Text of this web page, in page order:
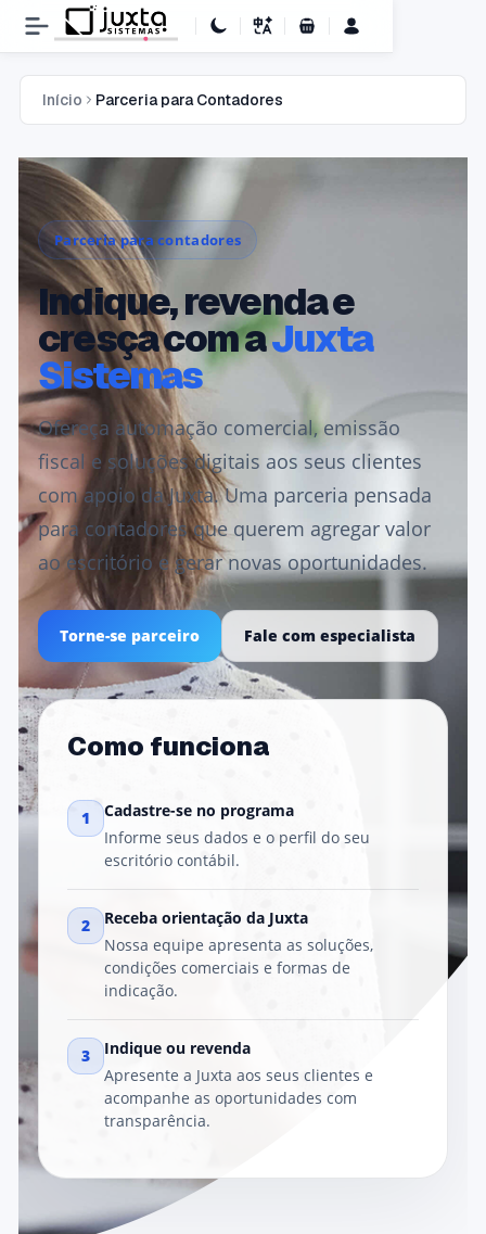
Carrinho de Compras
Início Parceria para Contadores
Parceria para contadores
Indique, revenda e
cresça com aJuxta
Sistemas
Ofereça automação comercial, emissão
fiscal e soluções digitais aos seus clientes
com apoio da Juxta. Uma parceria pensada
para contadores que querem agregar valor
ao escritório e gerar novas oportunidades.
Torne-se parceiro Fale com especialista
Como funciona
1
Cadastre-se no programa
Informe seus dados e o perfil do seu
escritório contábil.
2
Receba orientação da Juxta
Nossa equipe apresenta as soluções,
condições comerciais e formas de
indicação.
3
Indique ou revenda
Apresente a Juxta aos seus clientes e
acompanhe as oportunidades com
transparência.